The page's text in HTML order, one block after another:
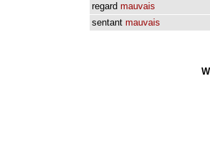
regard mauvais
sentant mauvais